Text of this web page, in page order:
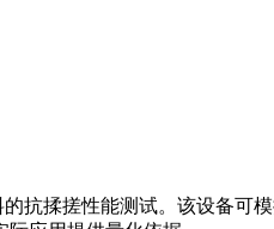
抗揉搓性能测试。该设备可